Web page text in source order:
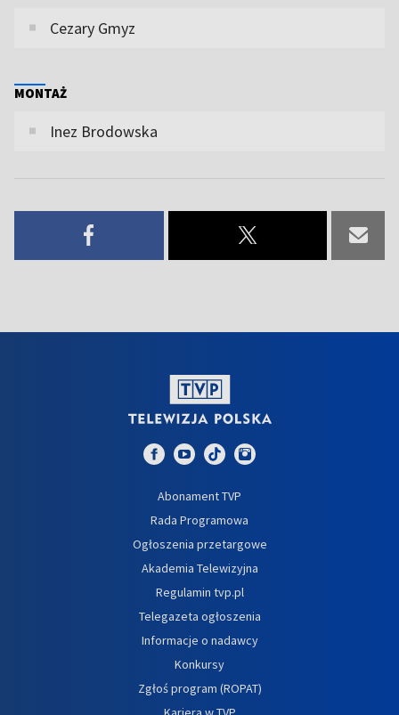
Cezary Gmyz
MONTAŻ
Inez Brodowska
Abonament TVP
Rada Programowa
Ogłoszenia przetargowe
Akademia Telewizyjna
Regulamin tvp.pl
Telegazeta ogłoszenia
Informacje o nadawcy
Konkursy
Zgłoś program (ROPAT)